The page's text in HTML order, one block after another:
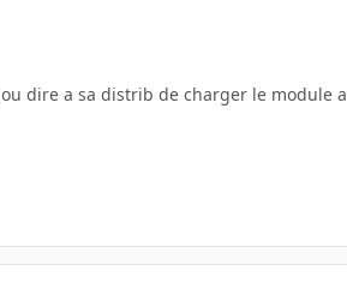
dire a sa distrib de charger le module